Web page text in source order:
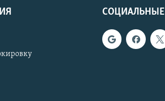
СОЦИАЛЬНЫЕ